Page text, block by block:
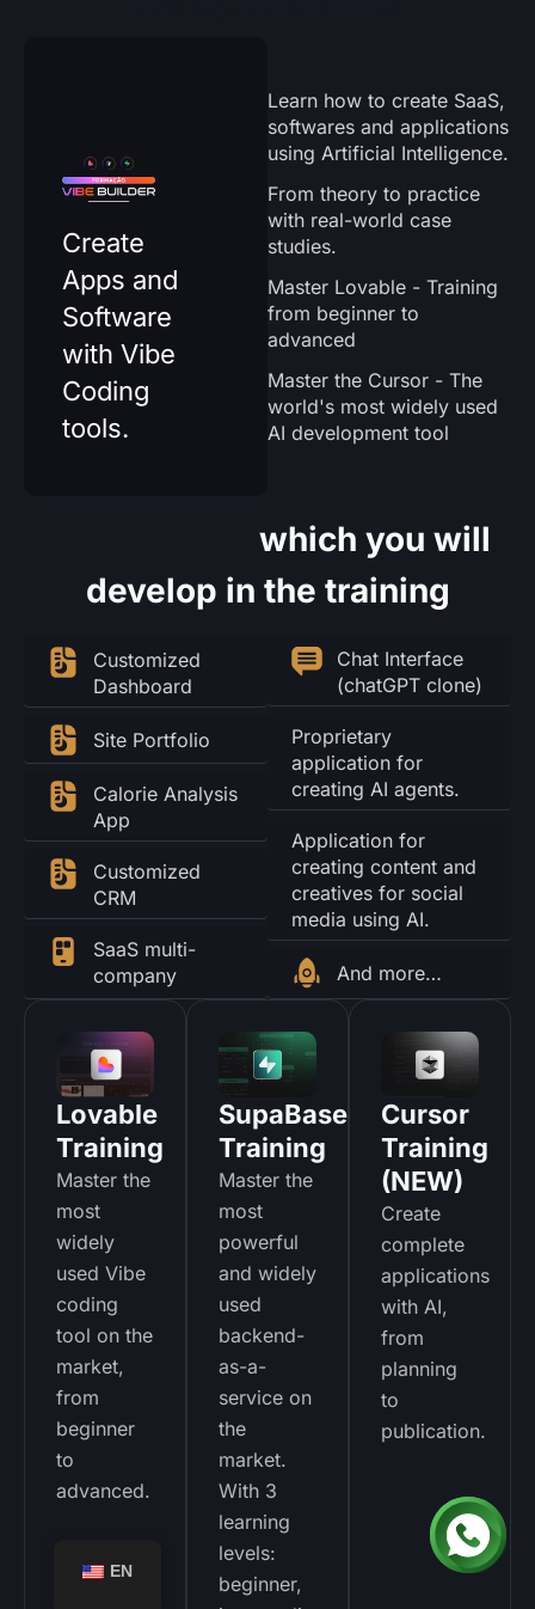
Create
Apps and
Software
with Vibe
Coding
tools.
Learn how to create SaaS,
softwares and applications
using Artificial Intelligence.
From theory to practice
with real-world case
studies.
Master Lovable - Training
from beginner to
advanced
Master the Cursor - The
world's most widely used
AI development tool
which you will
develop in the training
Customized
Dashboard
Site Portfolio
Calorie Analysis
App
Customized
CRM
SaaS multi-
company
Chat Interface
(chatGPT clone)
Proprietary
application for
creating AI agents.
Application for
creating content and
creatives for social
media using AI.
And more…
Lovable
Training
Master the
most
widely
used Vibe
coding
tool on the
market,
from
beginner
to
advanced.
SupaBase
Training
Master the
most
powerful
and widely
used
backend-
as-a-
service on
the
market.
With 3
learning
levels:
beginner,
Cursor
Training
(NEW)
Create
complete
applications
with AI,
from
planning
to
publication.
EN